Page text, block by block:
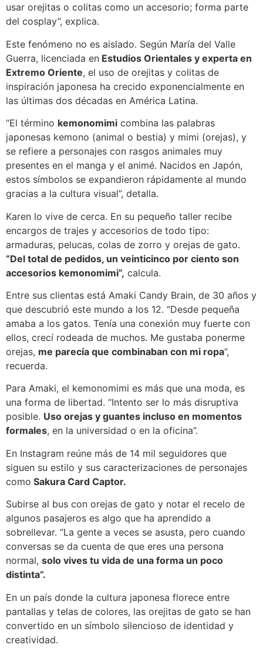
usar orejitas o colitas como un accesorio; forma parte
del cosplay”, explica.
Este fenómeno no es aislado. Según María del Valle
Guerra, licenciada en Estudios Orientales y experta en
Extremo Oriente, el uso de orejitas y colitas de
inspiración japonesa ha crecido exponencialmente en
las últimas dos décadas en América Latina.
“El término kemonomimi combina las palabras
japonesas kemono (animal o bestia) y mimi (orejas), y
se refiere a personajes con rasgos animales muy
presentes en el manga y el animé. Nacidos en Japón,
estos símbolos se expandieron rápidamente al mundo
gracias a la cultura visual”, detalla.
Karen lo vive de cerca. En su pequeño taller recibe
encargos de trajes y accesorios de todo tipo:
armaduras, pelucas, colas de zorro y orejas de gato.
“Del total de pedidos, un veinticinco por ciento son
accesorios kemonomimi”, calcula.
Entre sus clientas está Amaki Candy Brain, de 30 años y
que descubrió este mundo a los 12. “Desde pequeña
amaba a los gatos. Tenía una conexión muy fuerte con
ellos, crecí rodeada de muchos. Me gustaba ponerme
orejas, me parecía que combinaban con mi ropa”,
recuerda.
Para Amaki, el kemonomimi es más que una moda, es
una forma de libertad. “Intento ser lo más disruptiva
posible. Uso orejas y guantes incluso en momentos
formales, en la universidad o en la oficina”.
En Instagram reúne más de 14 mil seguidores que
siguen su estilo y sus caracterizaciones de personajes
como Sakura Card Captor.
Subirse al bus con orejas de gato y notar el recelo de
algunos pasajeros es algo que ha aprendido a
sobrellevar. “La gente a veces se asusta, pero cuando
conversas se da cuenta de que eres una persona
normal, solo vives tu vida de una forma un poco
distinta”.
En un país donde la cultura japonesa florece entre
pantallas y telas de colores, las orejitas de gato se han
convertido en un símbolo silencioso de identidad y
creatividad.